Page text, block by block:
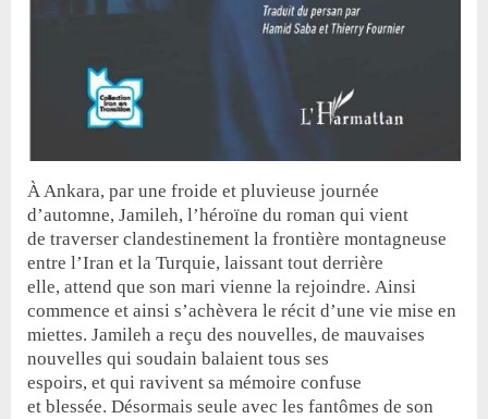
À Ankara, par une froide et pluvieuse journée
d’automne, Jamileh, l’héroïne du roman qui vient
de traverser clandestinement la frontière montagneuse
entre l’Iran et la Turquie, laissant tout derrière
elle, attend que son mari vienne la rejoindre. Ainsi
commence et ainsi s’achèvera le récit d’une vie mise en
miettes. Jamileh a reçu des nouvelles, de mauvaises
nouvelles qui soudain balaient tous ses
espoirs, et qui ravivent sa mémoire confuse
et blessée. Désormais seule avec les fantômes de son